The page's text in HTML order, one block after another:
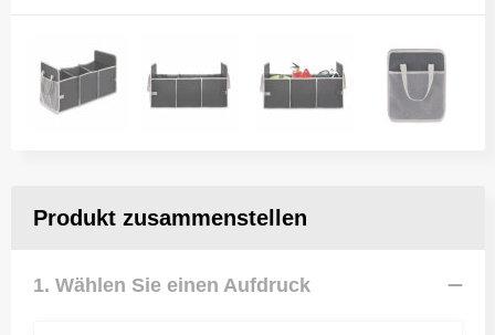
Produkt zusammenstellen
1. Wählen Sie einen Aufdruck